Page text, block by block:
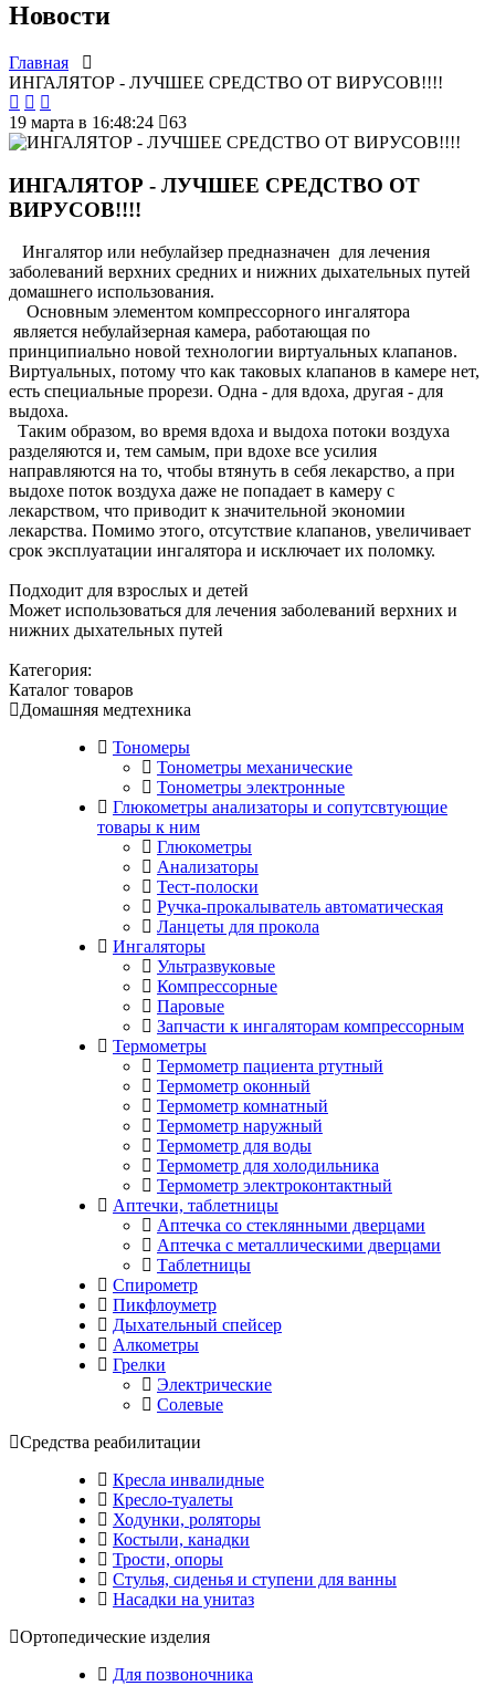
Новости
Главная
ИНГАЛЯТОР - ЛУЧШЕЕ СРЕДСТВО ОТ ВИРУСОВ!!!!
19 марта в 16:48:24 63
ИНГАЛЯТОР - ЛУЧШЕЕ СРЕДСТВО ОТ
ВИРУСОВ!!!!
Ингалятор или небулайзер предназначен для лечения
заболеваний верхних средних и нижних дыхательных путей
домашнего использования.
Основным элементом компрессорного ингалятора
является небулайзерная камера, работающая по
принципиально новой технологии виртуальных клапанов.
Виртуальных, потому что как таковых клапанов в камере нет,
есть специальные прорези. Одна - для вдоха, другая - для
выдоха.
Таким образом, во время вдоха и выдоха потоки воздуха
разделяются и, тем самым, при вдохе все усилия
направляются на то, чтобы втянуть в себя лекарство, а при
выдохе поток воздуха даже не попадает в камеру с
лекарством, что приводит к значительной экономии
лекарства. Помимо этого, отсутствие клапанов, увеличивает
срок эксплуатации ингалятора и исключает их поломку.
Подходит для взрослых и детей
Может использоваться для лечения заболеваний верхних и
нижних дыхательных путей
Категория:
Каталог товаров
Домашняя медтехника
Тономеры
Тонометры механические
Тонометры электронные
Глюкометры анализаторы и сопутсвтующие
товары к ним
Глюкометры
Анализаторы
Тест-полоски
Ручка-прокалыватель автоматическая
Ланцеты для прокола
Ингаляторы
Ультразвуковые
Компрессорные
Паровые
Запчасти к ингаляторам компрессорным
Термометры
Термометр пациента ртутный
Термометр оконный
Термометр комнатный
Термометр наружный
Термометр для воды
Термометр для холодильника
Термометр электроконтактный
Аптечки, таблетницы
Аптечка со стеклянными дверцами
Аптечка с металлическими дверцами
Таблетницы
Спирометр
Пикфлоуметр
Дыхательный спейсер
Алкометры
Грелки
Электрические
Солевые
Средства реабилитации
Кресла инвалидные
Кресло-туалеты
Ходунки, роляторы
Костыли, канадки
Трости, опоры
Стулья, сиденья и ступени для ванны
Насадки на унитаз
Ортопедические изделия
Для позвоночника